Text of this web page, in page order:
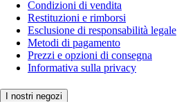
Condizioni di vendita
Restituzioni e rimborsi
Esclusione di responsabilità legale
Metodi di pagamento
Prezzi e opzioni di consegna
Informativa sulla privacy
I nostri negozi